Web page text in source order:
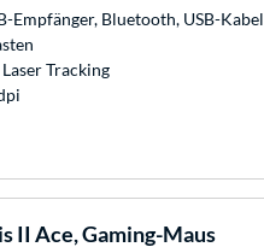
Empfänger, Bluetooth, USB-Kabel
Tracking
II Ace, Gaming-Maus